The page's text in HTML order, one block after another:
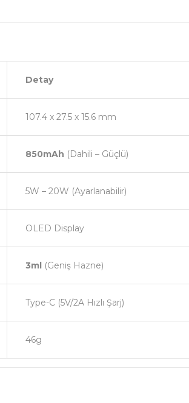
Detay
107.4 x 27.5 x 15.6 mm
850mAh (Dahili – Güçlü)
5W – 20W (Ayarlanabilir)
OLED Display
3ml (Geniş Hazne)
Type-C (5V/2A Hızlı Şarj)
46g